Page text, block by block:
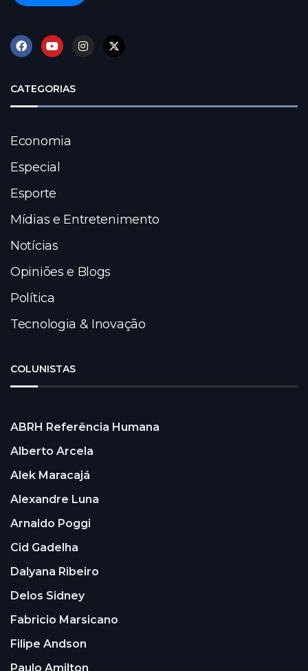
CATEGORIAS
Economia
Especial
Esporte
Mídias e Entretenimento
Notícias
Opiniões e Blogs
Política
Tecnologia & Inovação
COLUNISTAS
ABRH Referência Humana
Alberto Arcela
Alek Maracajá
Alexandre Luna
Arnaldo Poggi
Cid Gadelha
Dalyana Ribeiro
Delos Sidney
Fabricio Marsicano
Filipe Andson
Paulo Amilton